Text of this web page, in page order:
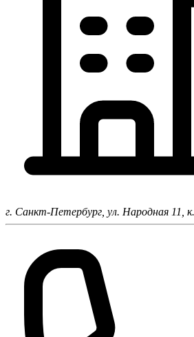
г. Санкт-Петербург, ул. Народная 11,